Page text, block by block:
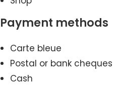
Payment methods
Carte bleue
Postal or bank cheques
Cash